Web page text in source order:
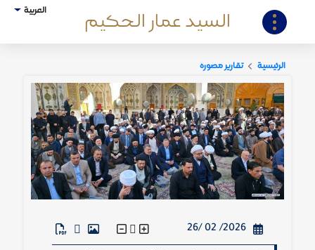
العربية السيد عمار الحكيم
الرئيسية تقارير مصورة
2026/ 02 /26